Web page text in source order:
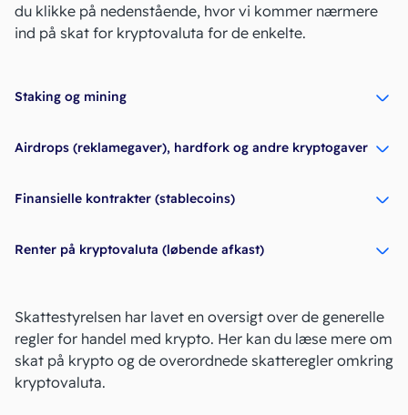
du klikke på nedenstående, hvor vi kommer nærmere
ind på skat for kryptovaluta for de enkelte.
Staking og mining
Airdrops (reklamegaver), hardfork og andre kryptogaver
Finansielle kontrakter (stablecoins)
Renter på kryptovaluta (løbende afkast)
Skattestyrelsen har lavet en oversigt over de generelle
regler for handel med krypto. Her kan du læse mere om
skat på krypto og de overordnede skatteregler omkring
kryptovaluta.